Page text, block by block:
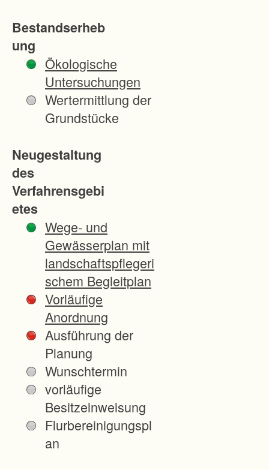
Bestandserheb
ung
Ökologische
Untersuchungen
Wertermittlung der
Grundstücke
Neugestaltung
des
Verfahrensgebi
etes
Wege- und
Gewässerplan mit
landschaftspflegeri
schem Begleitplan
Vorläufige
Anordnung
Ausführung der
Planung
Wunschtermin
vorläufige
Besitzeinweisung
Flurbereinigungspl
an